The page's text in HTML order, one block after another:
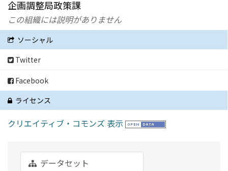
企画調整局政策課
この組織には説明がありません
ソーシャル
Twitter
Facebook
ライセンス
クリエイティブ・コモンズ 表示
データセット